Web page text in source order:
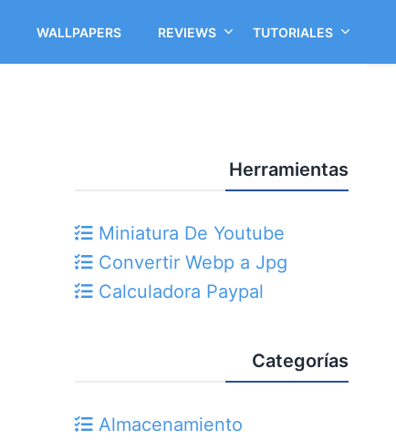
WALLPAPERS REVIEWS TUTORIALES
Herramientas
Miniatura De Youtube
Convertir Webp a Jpg
Calculadora Paypal
Categorías
Almacenamiento